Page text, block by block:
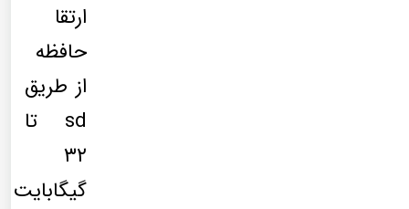
ارتقا
حافظه
از طریق
sd تا
۳۲
گیگابایت